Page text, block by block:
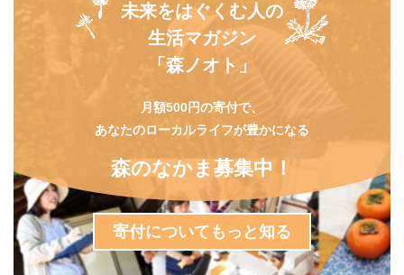
未来をはぐくむ人の
生活マガジン
「森ノオト」
月額500円の寄付で、
あなたのローカルライフが豊かになる
森のなかま募集中！
寄付についてもっと知る